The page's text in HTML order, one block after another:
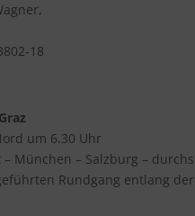
18
um 6.30 Uhr
München – Salzburg –
Rundgang entlang